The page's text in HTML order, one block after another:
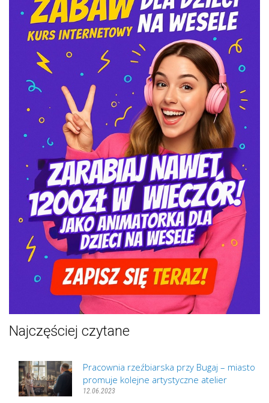
Najczęściej czytane
Pracownia rzeźbiarska przy Bugaj – miasto
promuje kolejne artystyczne atelier
12.06.2023